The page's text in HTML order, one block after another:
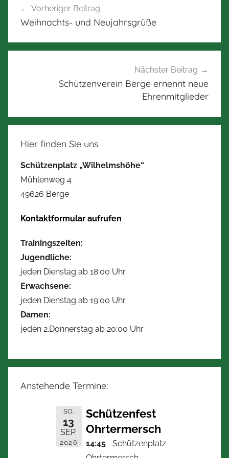
Vorheriger Beitrag
Weihnachts- und Neujahrsgrüße
Nächster Beitrag
Schützenverein Berge ernennt neue
Ehrenmitglieder
Hier finden Sie uns
Schützenplatz „Wilhelmshöhe“
Mühlenweg 4
49626 Berge
Kontaktformular aufrufen
Trainingszeiten:
Jugendliche:
jeden Dienstag ab 18:00 Uhr
Erwachsene:
jeden Dienstag ab 19:00 Uhr
Damen:
jeden 2.Donnerstag ab 20:00 Uhr
Anstehende Termine:
SO.
13
SEP.
2026
Schützenfest
Ohrtermersch
14:45
Schützenplatz